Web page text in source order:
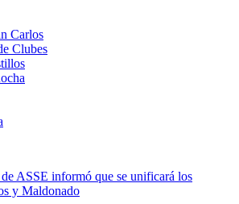
Carlos
Clubes
ASSE informó que se unificará los
y Maldonado